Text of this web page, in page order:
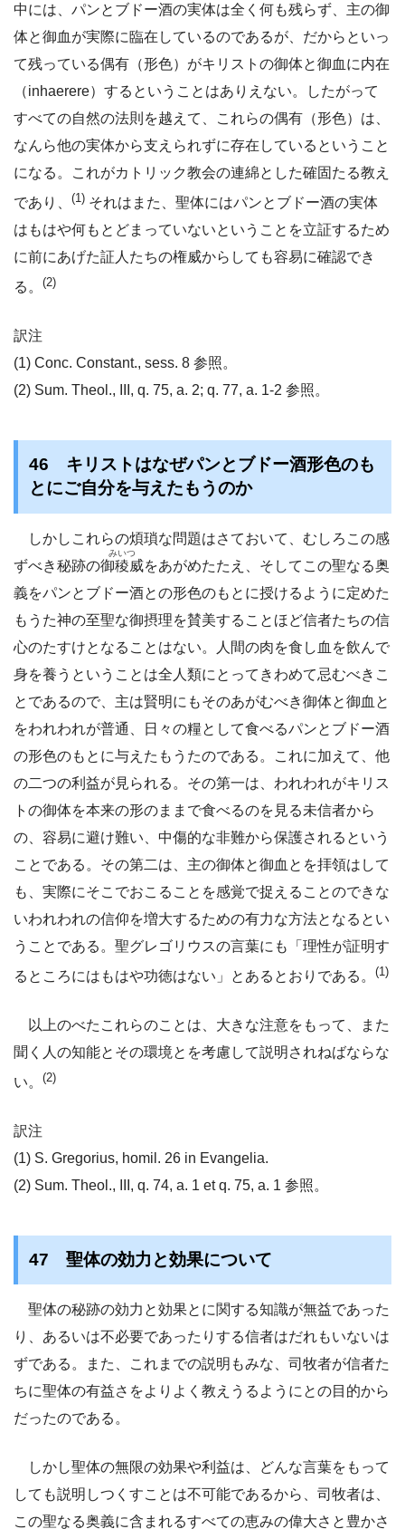
中には、パンとブドー酒の実体は全く何も残らず、主の御
体と御血が実際に臨在しているのであるが、だからといっ
て残っている偶有（形色）がキリストの御体と御血に内在
（inhaerere）するということはありえない。したがって
すべての自然の法則を越えて、これらの偶有（形色）は、
なんら他の実体から支えられずに存在しているということ
になる。これがカトリック教会の連綿とした確固たる教え
であり、 (1) それはまた、聖体にはパンとブドー酒の実体
はもはや何もとどまっていないということを立証するため
に前にあげた証人たちの権威からしても容易に確認でき
る。 (2)
訳注
(1) Conc. Constant., sess. 8 参照。
(2) Sum. Theol., III, q. 75, a. 2; q. 77, a. 1-2 参照。
46 キリストはなぜパンとブドー酒形色のも
とにご自分を与えたもうのか
しかしこれらの煩瑣な問題はさておいて、むしろこの感
ずべき秘跡の御稜威
みいつ
をあがめたたえ、そしてこの聖なる奥
義をパンとブドー酒との形色のもとに授けるように定めた
もうた神の至聖な御摂理を賛美することほど信者たちの信
心のたすけとなることはない。人間の肉を食し血を飲んで
身を養うということは全人類にとってきわめて忌むべきこ
とであるので、主は賢明にもそのあがむべき御体と御血と
をわれわれが普通、日々の糧として食べるパンとブドー酒
の形色のもとに与えたもうたのである。これに加えて、他
の二つの利益が見られる。その第一は、われわれがキリス
トの御体を本来の形のままで食べるのを見る未信者から
の、容易に避け難い、中傷的な非難から保護されるという
ことである。その第二は、主の御体と御血とを拝領はして
も、実際にそこでおこることを感覚で捉えることのできな
いわれわれの信仰を増大するための有力な方法となるとい
うことである。聖グレゴリウスの言葉にも「理性が証明す
るところにはもはや功徳はない」とあるとおりである。 (1)
以上のべたこれらのことは、大きな注意をもって、また
聞く人の知能とその環境とを考慮して説明されねばならな
い。 (2)
訳注
(1) S. Gregorius, homil. 26 in Evangelia.
(2) Sum. Theol., III, q. 74, a. 1 et q. 75, a. 1 参照。
47 聖体の効力と効果について
聖体の秘跡の効力と効果とに関する知識が無益であった
り、あるいは不必要であったりする信者はだれもいないは
ずである。また、これまでの説明もみな、司牧者が信者た
ちに聖体の有益さをよりよく教えうるようにとの目的から
だったのである。
しかし聖体の無限の効果や利益は、どんな言葉をもって
しても説明しつくすことは不可能であるから、司牧者は、
この聖なる奥義に含まれるすべての恵みの偉大さと豊かさ